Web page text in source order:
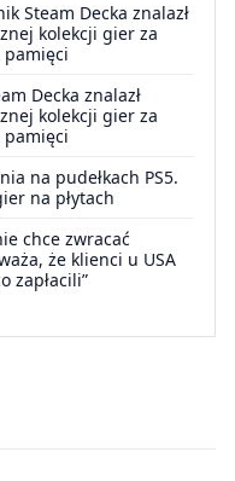
Steam Decka znalazł
kolekcji gier za
pamięci
Decka znalazł
kolekcji gier za
pamięci
na pudełkach PS5.
na płytach
chce zwracać
że klienci u USA
zapłacili”